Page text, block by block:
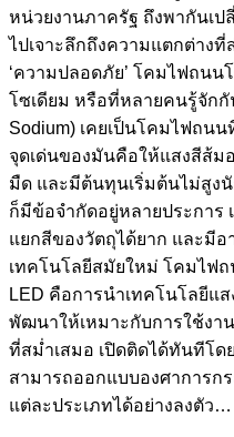
หน่วยงานภาครัฐ ถึงพากันเ
ไปเจาะลึกถึงความแตกต่างที่
‘ความปลอดภัย’ โคมไฟถน
โซเดียม หรือที่หลายคนรู้จักกั
Sodium) เคยเป็นโคมไฟถน
จุดเด่นของมันคือให้แสงสีส้ม
มืด และมีต้นทุนเริ่มต้นไม่สูง
ก็มีข้อจำกัดอยู่หลายประการ
แยกสีของวัตถุได้ยาก และมีอ
เทคโนโลยีสมัยใหม่ โคมไฟ
LED คือการนำเทคโนโลยีแ
พัฒนาให้เหมาะกับการใช้งา
ที่สม่ำเสมอ เปิดติดได้ทันทีโด
สามารถออกแบบองศาการก
แต่ละประเภทได้อย่างลงตัว…